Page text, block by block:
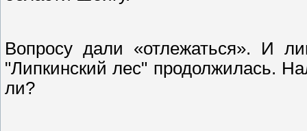
Вопросу дали «отлежаться». И
"Липкинский лес" продолжилась.
ли?